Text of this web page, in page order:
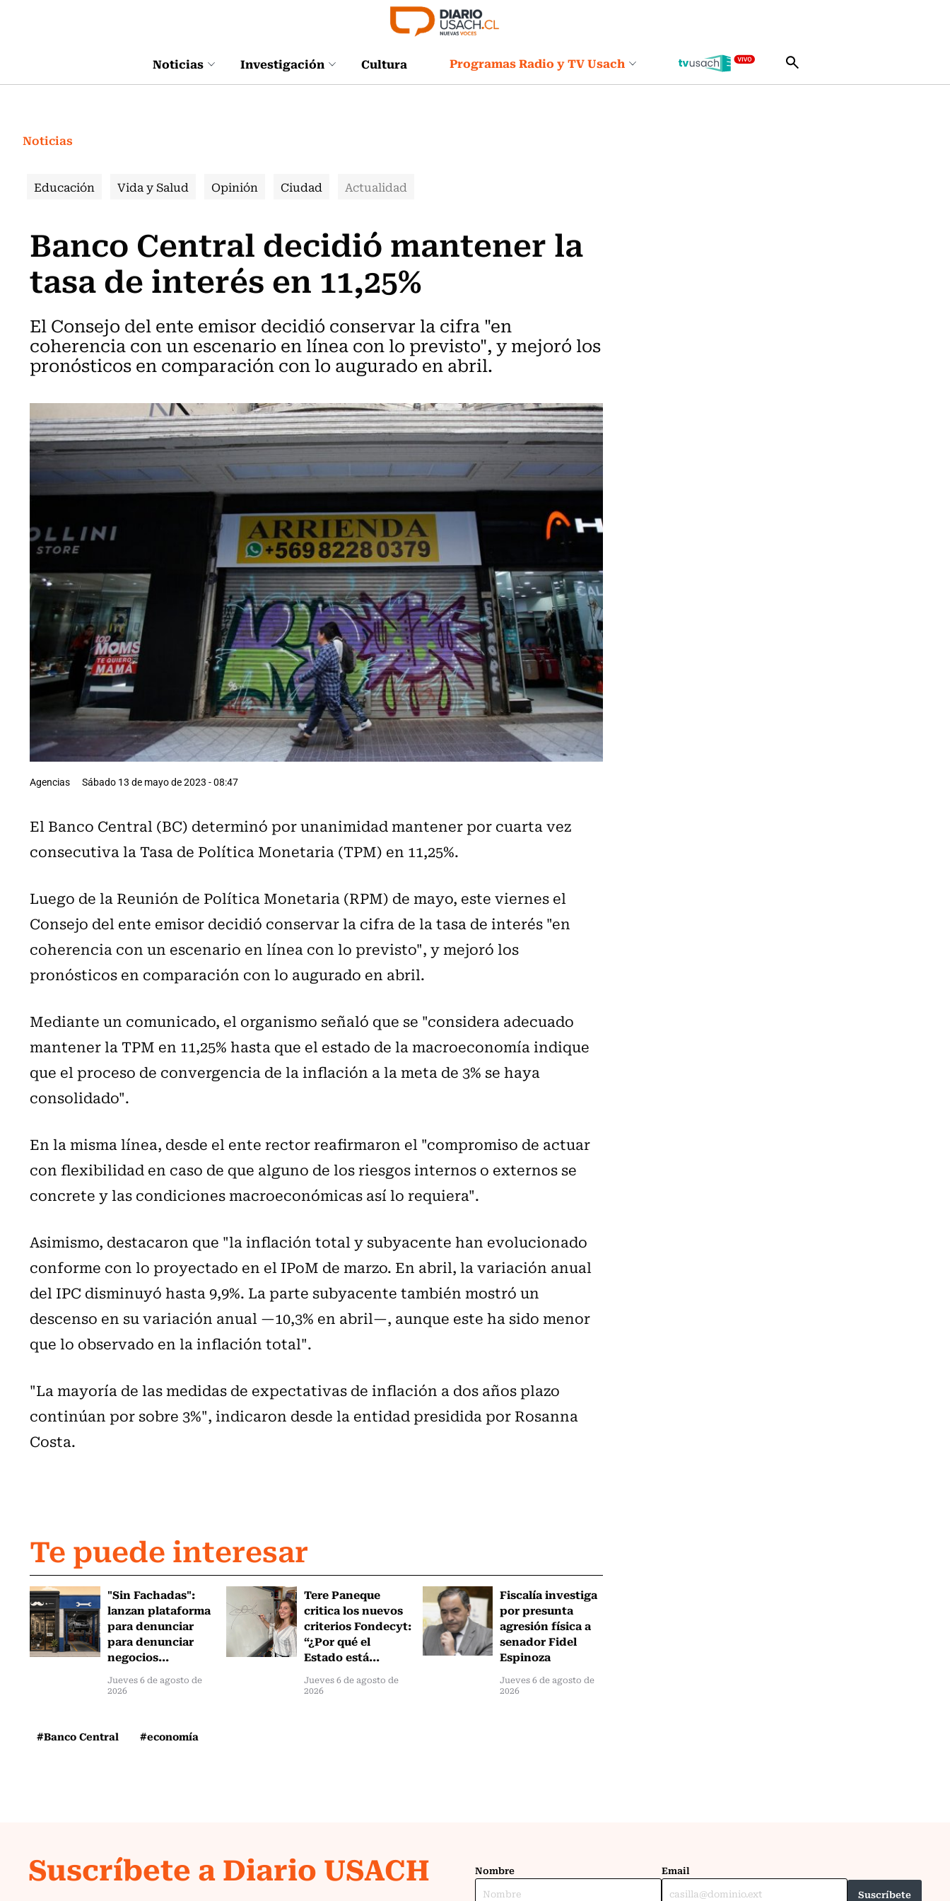
Noticias Investigación Cultura Programas Radio y TV Usach
Noticias
Educación Vida y Salud Opinión Ciudad Actualidad
Banco Central decidió mantener la
tasa de interés en 11,25%
El Consejo del ente emisor decidió conservar la cifra "en
coherencia con un escenario en línea con lo previsto", y mejoró los
pronósticos en comparación con lo augurado en abril.
Agencias Sábado 13 de mayo de 2023 - 08:47
El Banco Central (BC) determinó por unanimidad mantener por cuarta vez
consecutiva la Tasa de Política Monetaria (TPM) en 11,25%.
Luego de la Reunión de Política Monetaria (RPM) de mayo, este viernes el
Consejo del ente emisor decidió conservar la cifra de la tasa de interés "en
coherencia con un escenario en línea con lo previsto", y mejoró los
pronósticos en comparación con lo augurado en abril.
Mediante un comunicado, el organismo señaló que se "considera adecuado
mantener la TPM en 11,25% hasta que el estado de la macroeconomía indique
que el proceso de convergencia de la inflación a la meta de 3% se haya
consolidado".
En la misma línea, desde el ente rector reafirmaron el "compromiso de actuar
con flexibilidad en caso de que alguno de los riesgos internos o externos se
concrete y las condiciones macroeconómicas así lo requiera".
Asimismo, destacaron que "la inflación total y subyacente han evolucionado
conforme con lo proyectado en el IPoM de marzo. En abril, la variación anual
del IPC disminuyó hasta 9,9%. La parte subyacente también mostró un
descenso en su variación anual —10,3% en abril—, aunque este ha sido menor
que lo observado en la inflación total".
"La mayoría de las medidas de expectativas de inflación a dos años plazo
continúan por sobre 3%", indicaron desde la entidad presidida por Rosanna
Costa.
Te puede interesar
"Sin Fachadas":
lanzan plataforma
para denunciar
para denunciar
negocios...
Jueves 6 de agosto de
2026
Tere Paneque
critica los nuevos
criterios Fondecyt:
“¿Por qué el
Estado está...
Jueves 6 de agosto de
2026
Fiscalía investiga
por presunta
agresión física a
senador Fidel
Espinoza
Jueves 6 de agosto de
2026
#Banco Central #economía